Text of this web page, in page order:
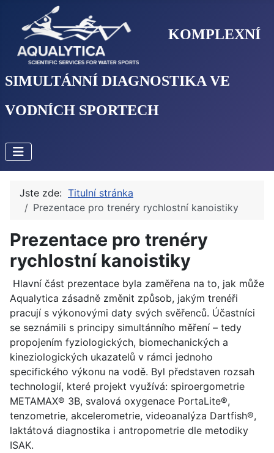
KOMPLEXNÍ
SIMULTÁNNÍ DIAGNOSTIKA VE
VODNÍCH SPORTECH
Jste zde: Titulní stránka
Prezentace pro trenéry rychlostní kanoistiky
Prezentace pro trenéry
rychlostní kanoistiky
Hlavní část prezentace byla zaměřena na to, jak může
Aqualytica zásadně změnit způsob, jakým trenéři
pracují s výkonovými daty svých svěřenců. Účastníci
se seznámili s principy simultánního měření – tedy
propojením fyziologických, biomechanických a
kineziologických ukazatelů v rámci jednoho
specifického výkonu na vodě. Byl představen rozsah
technologií, které projekt využívá: spiroergometrie
METAMAX® 3B, svalová oxygenace PortaLite®,
tenzometrie, akcelerometrie, videoanalýza Dartfish®,
laktátová diagnostika i antropometrie dle metodiky
ISAK.